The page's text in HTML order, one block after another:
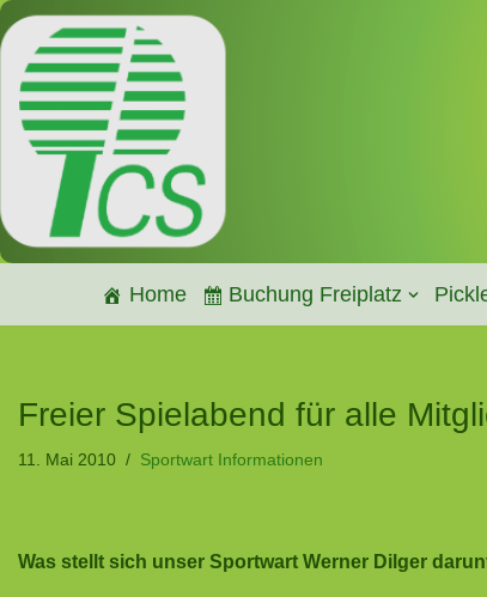
Zum
Inhalt
springen
Home Buchung Freiplatz
Freier Spielabend für alle
11. Mai 2010 Sportwart Informationen
Was stellt sich unser Sportwart Werner Dilger